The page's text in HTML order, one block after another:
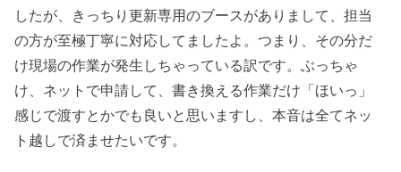
したが、きっちり更新専用のブースがありまして、担当
の方が至極丁寧に対応してましたよ。つまり、その分だ
け現場の作業が発生しちゃっている訳です。ぶっちゃ
け、ネットで申請して、書き換える作業だけ「ほいっ」
感じで渡すとかでも良いと思いますし、本音は全てネッ
ト越しで済ませたいです。